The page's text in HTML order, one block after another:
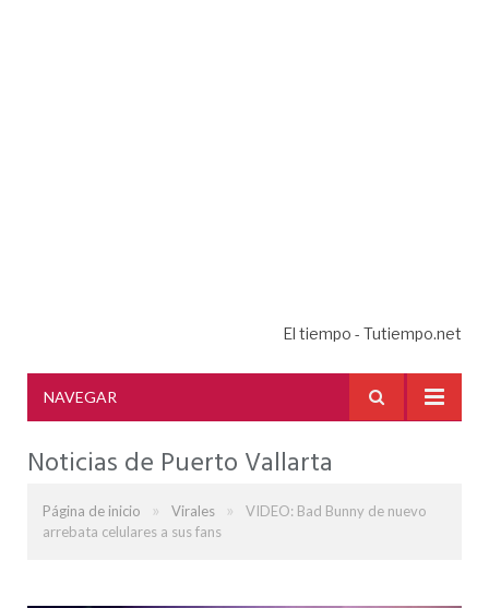
El tiempo - Tutiempo.net
NAVEGAR
Noticias de Puerto Vallarta
Página de inicio » Virales »
VIDEO: Bad Bunny de nuevo
arrebata celulares a sus fans